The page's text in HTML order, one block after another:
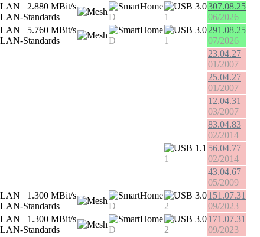
2.880 MBit/s
D
3.0
1
307.08.25
06/2026
5.760 MBit/s
D
3.0
1
291.08.25
07/2026
23.04.27
01/2007
25.04.27
01/2007
12.04.31
03/2007
83.04.83
02/2014
1.1
1
56.04.77
02/2014
43.04.67
05/2009
1.300 MBit/s
D
3.0
2
151.07.31
09/2023
1.300 MBit/s
D
3.0
2
171.07.31
09/2023